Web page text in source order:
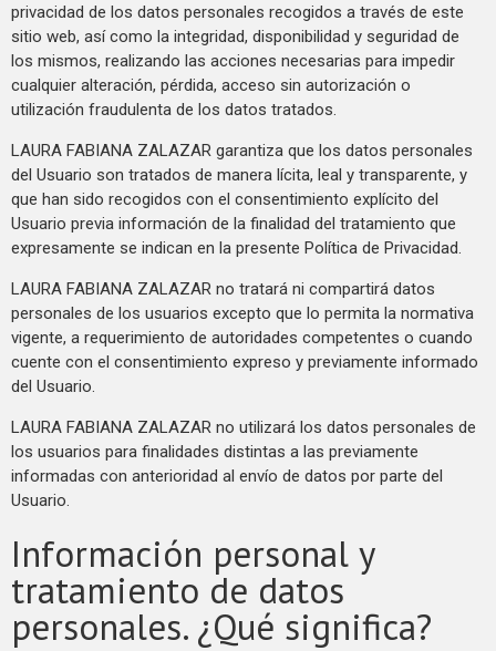
privacidad de los datos personales recogidos a través de este
sitio web, así como la integridad, disponibilidad y seguridad de
los mismos, realizando las acciones necesarias para impedir
cualquier alteración, pérdida, acceso sin autorización o
utilización fraudulenta de los datos tratados.
LAURA FABIANA ZALAZAR garantiza que los datos personales
del Usuario son tratados de manera lícita, leal y transparente, y
que han sido recogidos con el consentimiento explícito del
Usuario previa información de la finalidad del tratamiento que
expresamente se indican en la presente Política de Privacidad.
LAURA FABIANA ZALAZAR no tratará ni compartirá datos
personales de los usuarios excepto que lo permita la normativa
vigente, a requerimiento de autoridades competentes o cuando
cuente con el consentimiento expreso y previamente informado
del Usuario.
LAURA FABIANA ZALAZAR no utilizará los datos personales de
los usuarios para finalidades distintas a las previamente
informadas con anterioridad al envío de datos por parte del
Usuario.
Información personal y
tratamiento de datos
personales. ¿Qué significa?